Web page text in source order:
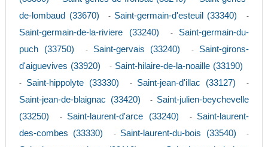
de-lombaud (33670)
- Saint-germain-d'esteuil (33340) -
Saint-germain-de-la-riviere (33240) - Saint-germain-du-
puch (33750)
- Saint-gervais (33240) - Saint-girons-
d'aiguevives (33920)
- Saint-hilaire-de-la-noaille (33190)
- Saint-hippolyte (33330) - Saint-jean-d'illac (33127) -
Saint-jean-de-blaignac (33420) - Saint-julien-beychevelle
(33250)
- Saint-laurent-d'arce (33240) - Saint-laurent-
des-combes (33330)
- Saint-laurent-du-bois (33540) -